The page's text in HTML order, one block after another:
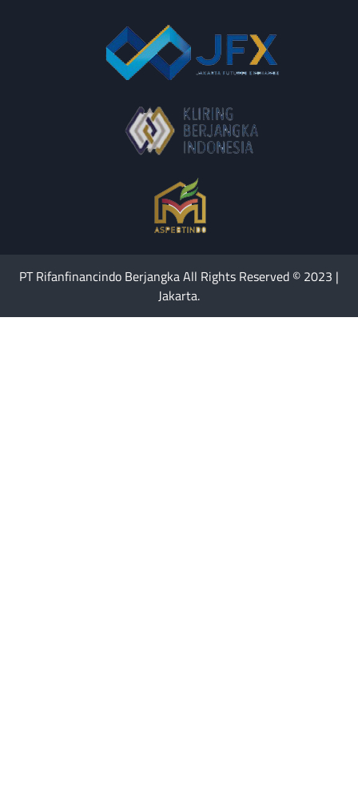
PT Rifanfinancindo Berjangka All Rights Reserved © 2023 |
Jakarta.